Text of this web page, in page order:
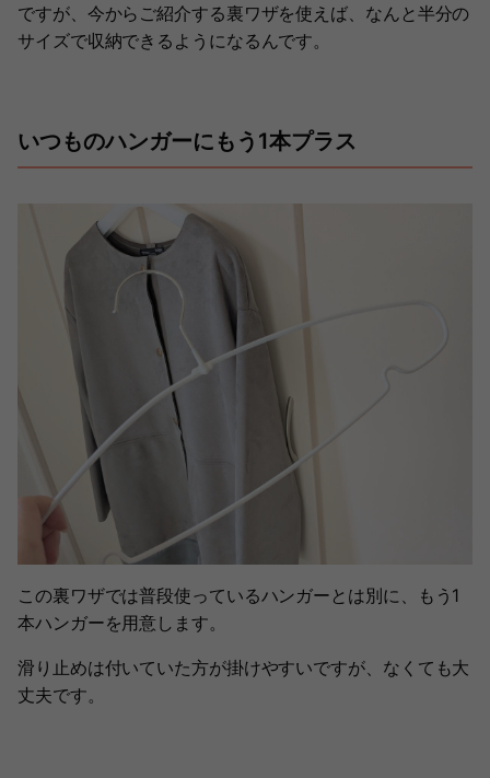
ですが、今からご紹介する裏ワザを使えば、なんと半分の
サイズで収納できるようになるんです。
いつものハンガーにもう1本プラス
この裏ワザでは普段使っているハンガーとは別に、もう1
本ハンガーを用意します。
滑り止めは付いていた方が掛けやすいですが、なくても大
丈夫です。